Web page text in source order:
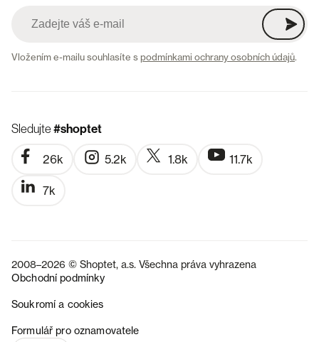
Vložením e-mailu souhlasíte spodmínkami ochrany osobních údajů.
Sledujte#shoptet
26k 5.2k 1.8k 11.7k
7k
2008–2026 © Shoptet, a.s. Všechna práva vyhrazena
Obchodní podmínky
Soukromí a cookies
Formulář pro oznamovatele